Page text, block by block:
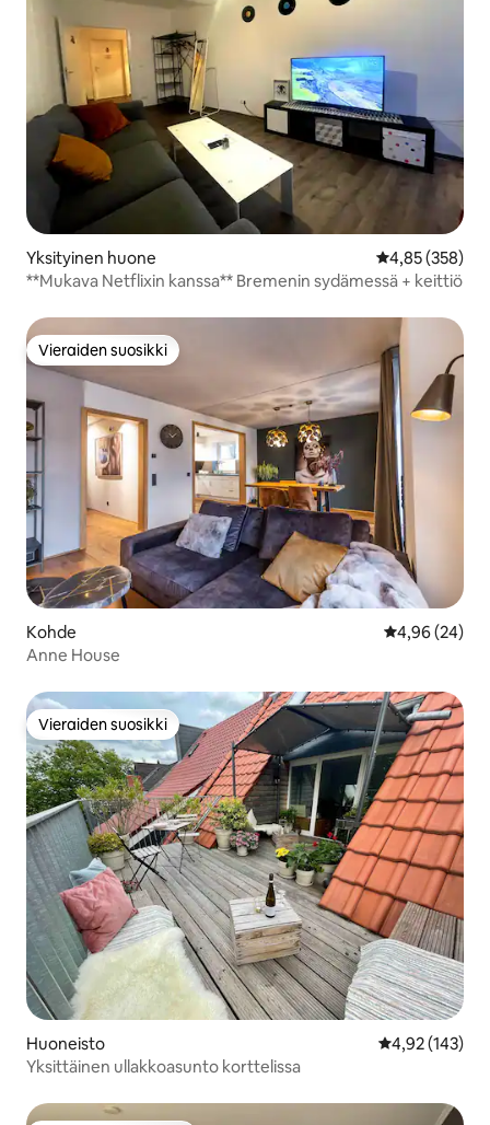
Yksityinen huone
4,85 (358)
**Mukava Netflixin kanssa** Bremenin sydämessä + keittiö
Vieraiden suosikki
Vieraiden suosikki
Kohde
4,96 (24)
Anne House
Vieraiden suosikki
Vieraiden suosikki
Huoneisto
4,92 (143)
Yksittäinen ullakkoasunto korttelissa